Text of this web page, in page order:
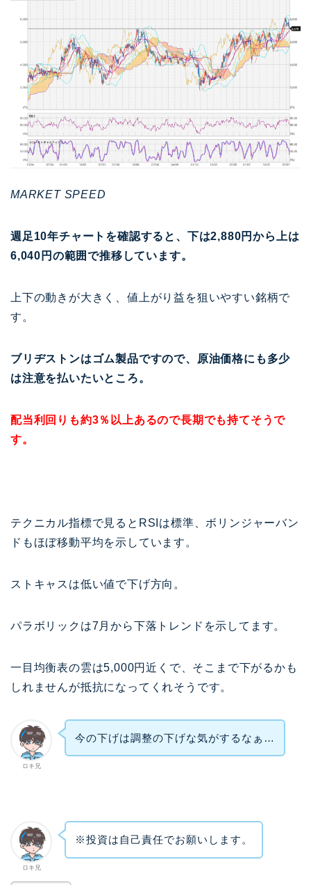
MARKET SPEED
週足10年チャートを確認すると、下は2,880円から上は
6,040円の範囲で推移しています。
上下の動きが大きく、値上がり益を狙いやすい銘柄で
す。
ブリヂストンはゴム製品ですので、原油価格にも多少
は注意を払いたいところ。
配当利回りも約3％以上あるので長期でも持てそうで
す。
テクニカル指標で見るとRSIは標準、ボリンジャーバン
ドもほぼ移動平均を示しています。
ストキャスは低い値で下げ方向。
パラボリックは7月から下落トレンドを示してます。
一目均衡表の雲は5,000円近くで、そこまで下がるかも
しれませんが抵抗になってくれそうです。
ロキ兄
今の下げは調整の下げな気がするなぁ…
ロキ兄
※投資は自己責任でお願いします。